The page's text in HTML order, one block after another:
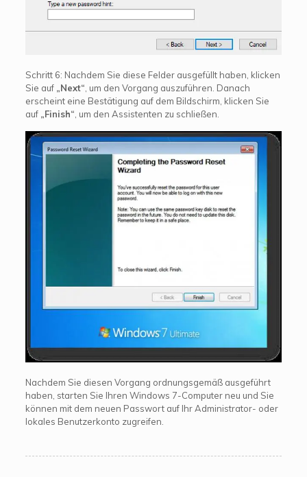
Schritt 6: Nachdem Sie diese Felder ausgefüllt haben, klicken
Sie auf „Next“, um den Vorgang auszuführen. Danach
erscheint eine Bestätigung auf dem Bildschirm, klicken Sie
auf „Finish“, um den Assistenten zu schließen.
Nachdem Sie diesen Vorgang ordnungsgemäß ausgeführt
haben, starten Sie Ihren Windows 7-Computer neu und Sie
können mit dem neuen Passwort auf Ihr Administrator- oder
lokales Benutzerkonto zugreifen.